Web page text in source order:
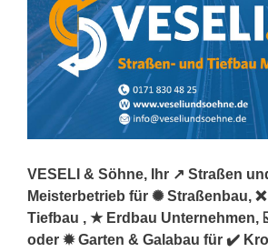
VESELI & Söhne, Ihr ↗️ Straßen
Meisterbetrieb für ✺ Straßenbau,
Tiefbau , ★ Erdbau Unternehmen,
oder ✹ Garten & Galabau für ✔️